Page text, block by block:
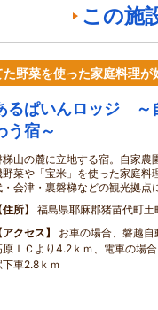
この施
野菜を使った家庭料理が
るぱいんロッジ ～
う宿～
梯山の麓に立地する宿。自家農
野菜や「宝米」を使った家庭料
・会津・裏磐梯などの観光拠点
住所
福島県耶麻郡猪苗代町土
アクセス
お車の場合、磐越
原ＩＣより4.2ｋｍ、電車の場
下車2.8ｋｍ